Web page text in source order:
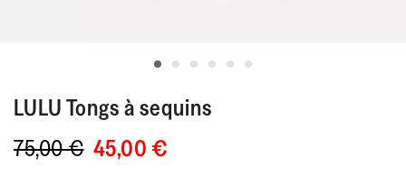
LULUTongs à sequins
75,00 € 45,00 €